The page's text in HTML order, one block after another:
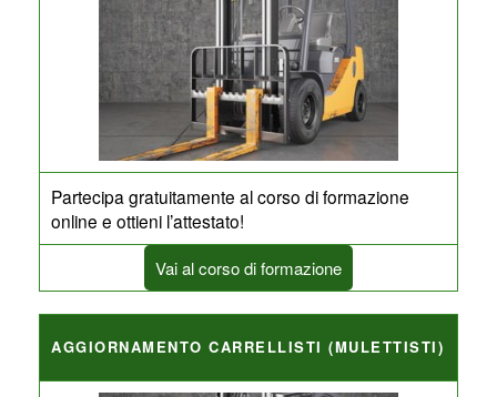
Partecipa gratuitamente al corso di formazione
online e ottieni l’attestato!
Vai al corso di formazione
AGGIORNAMENTO CARRELLISTI (MULETTISTI)